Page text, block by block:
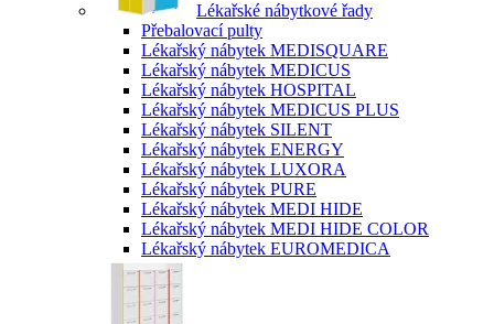
Lékařské nábytkové řady
Přebalovací pulty
Lékařský nábytek MEDISQUARE
Lékařský nábytek MEDICUS
Lékařský nábytek HOSPITAL
Lékařský nábytek MEDICUS PLUS
Lékařský nábytek SILENT
Lékařský nábytek ENERGY
Lékařský nábytek LUXORA
Lékařský nábytek PURE
Lékařský nábytek MEDI HIDE
Lékařský nábytek MEDI HIDE COLOR
Lékařský nábytek EUROMEDICA